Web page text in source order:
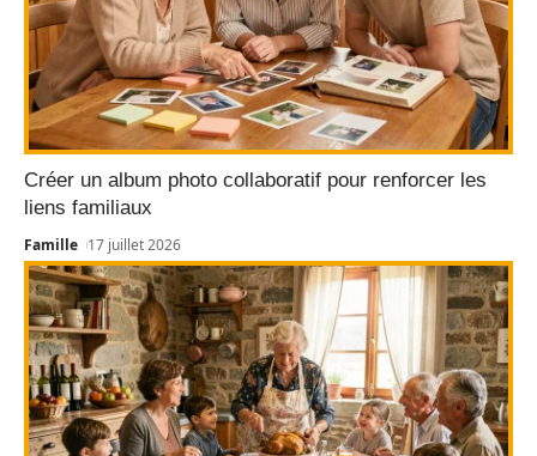
Créer un album photo collaboratif pour renforcer les
liens familiaux
Famille 17 juillet 2026